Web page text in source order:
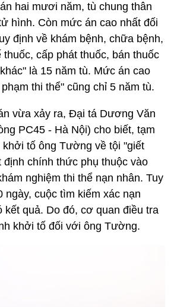
hai mươi năm, tù chung thân
hình. Còn mức án cao nhất đối
định về khám bệnh, chữa bệnh,
thuốc, cấp phát thuốc, bán thuốc
là 15 năm tù. Mức án cao
thi thể" cũng chỉ 5 năm tù.
vừa xảy ra, Đại tá Dương Văn
PC45 - Hà Nội) cho biết, tạm
tố ông Tường về tội "giết
chính thức phụ thuộc vào
nghiệm thi thể nạn nhân. Tuy
ngày, cuộc tìm kiếm xác nạn
kết quả. Do đó, cơ quan điều tra
khởi tố đối với ông Tường.